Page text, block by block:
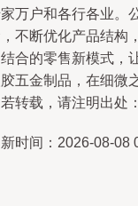
万户和各行各业。
不断优化产品结构
合的零售新模式，
五金制品，在细微
转载，请注明出处
时间：2026-08-08